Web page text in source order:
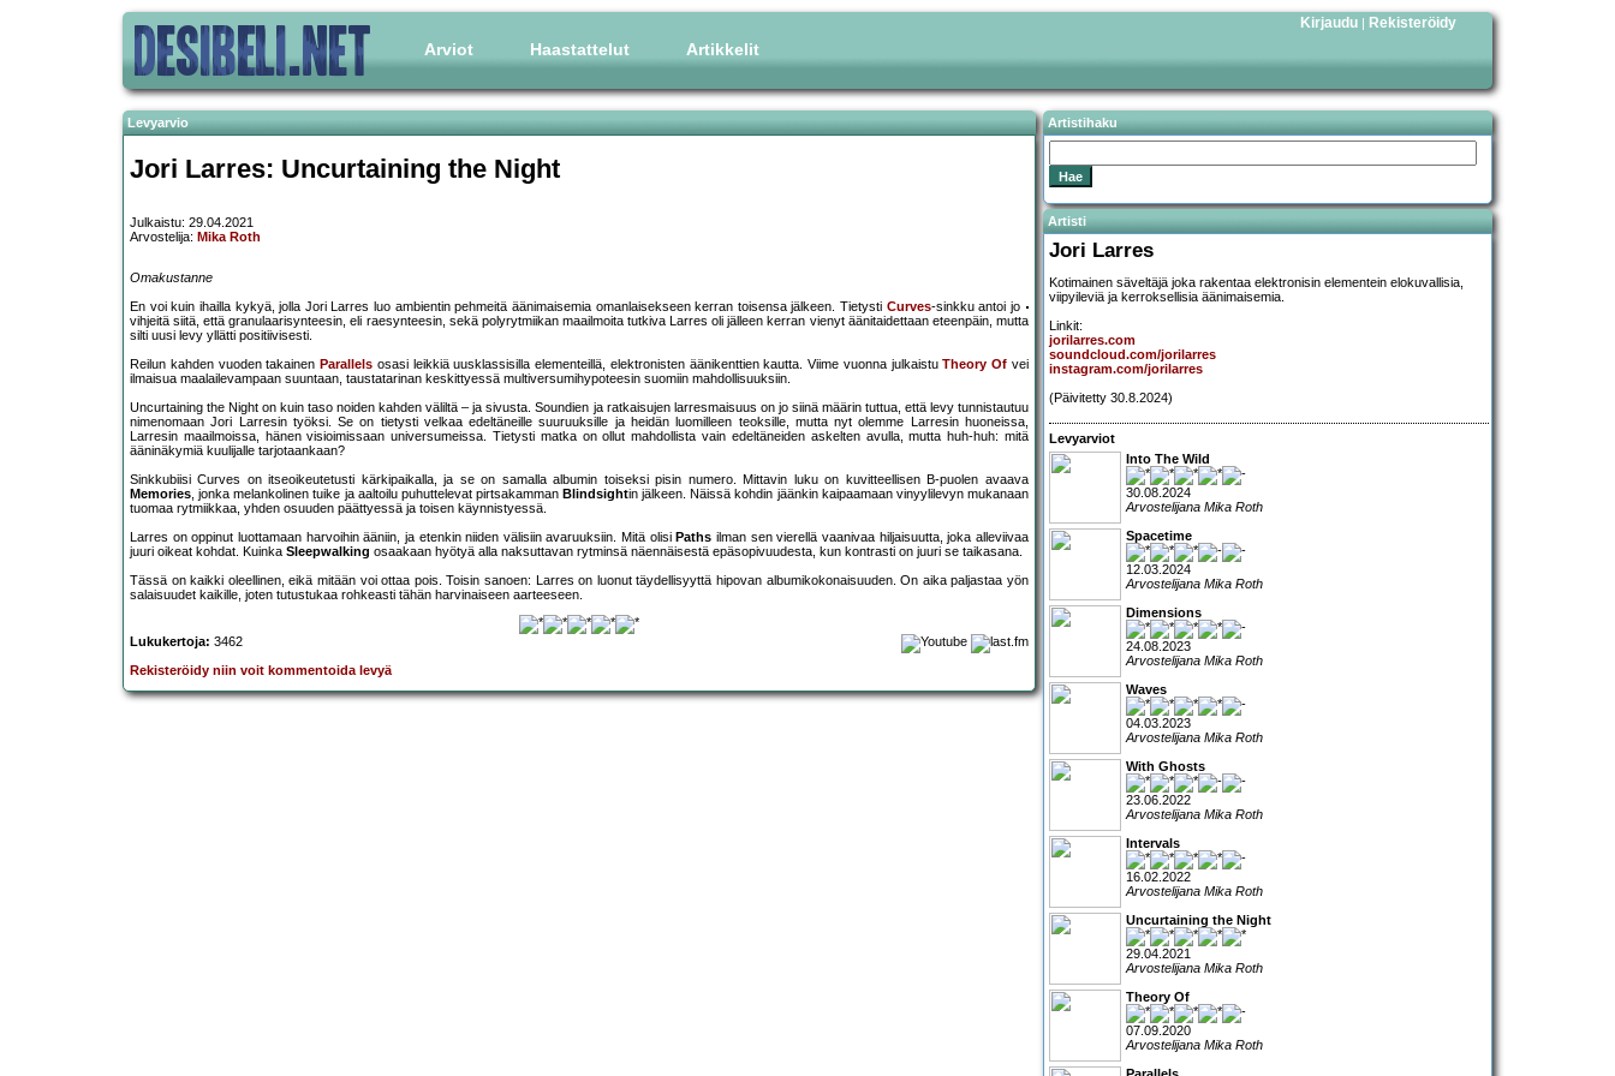
Arviot Haastattelut Artikkelit
Kirjaudu | Rekisteröidy
Levyarvio
Jori Larres: Uncurtaining the Night
Julkaistu: 29.04.2021
Arvostelija: Mika Roth
Omakustanne
En voi kuin ihailla kykyä, jolla Jori Larres luo ambientin pehmeitä äänimaisemia omanlaisekseen kerran toisensa jälkeen. Tietysti Curves-sinkku antoi jo
vihjeitä siitä, että granulaarisynteesin, eli raesynteesin, sekä polyrytmiikan maailmoita tutkiva Larres oli jälleen kerran vienyt äänitaidettaan eteenpäin, mutta
silti uusi levy yllätti positiivisesti.
Reilun kahden vuoden takainen Parallels osasi leikkiä uusklassisilla elementeillä, elektronisten äänikenttien kautta. Viime vuonna julkaistuTheory Of vei
ilmaisua maalailevampaan suuntaan, taustatarinan keskittyessä multiversumihypoteesin suomiin mahdollisuuksiin.
Uncurtaining the Night on kuin taso noiden kahden väliltä – ja sivusta. Soundien ja ratkaisujen larresmaisuus on jo siinä määrin tuttua, että levy tunnistautuu
nimenomaan Jori Larresin työksi. Se on tietysti velkaa edeltäneille suuruuksille ja heidän luomilleen teoksille, mutta nyt olemme Larresin huoneissa,
Larresin maailmoissa, hänen visioimissaan universumeissa. Tietysti matka on ollut mahdollista vain edeltäneiden askelten avulla, mutta huh-huh: mitä
ääninäkymiä kuulijalle tarjotaankaan?
Sinkkubiisi Curves on itseoikeutetusti kärkipaikalla, ja se on samalla albumin toiseksi pisin numero. Mittavin luku on kuvitteellisen B-puolen avaava
Memories, jonka melankolinen tuike ja aaltoilu puhuttelevat pirtsakamman Blindsightin jälkeen. Näissä kohdin jäänkin kaipaamaan vinyylilevyn mukanaan
tuomaa rytmiikkaa, yhden osuuden päättyessä ja toisen käynnistyessä.
Larres on oppinut luottamaan harvoihin ääniin, ja etenkin niiden välisiin avaruuksiin. Mitä olisi Paths ilman sen vierellä vaanivaa hiljaisuutta, joka alleviivaa
juuri oikeat kohdat. Kuinka Sleepwalking osaakaan hyötyä alla naksuttavan rytminsä näennäisestä epäsopivuudesta, kun kontrasti on juuri se taikasana.
Tässä on kaikki oleellinen, eikä mitään voi ottaa pois. Toisin sanoen: Larres on luonut täydellisyyttä hipovan albumikokonaisuuden. On aika paljastaa yön
salaisuudet kaikille, joten tutustukaa rohkeasti tähän harvinaiseen aarteeseen.
Lukukertoja: 3462
Rekisteröidy niin voit kommentoida levyä
Artistihaku
Artisti
Jori Larres
Kotimainen säveltäjä joka rakentaa elektronisin elementein elokuvallisia,
viipyileviä ja kerroksellisia äänimaisemia.
Linkit:
jorilarres.com
soundcloud.com/jorilarres
instagram.com/jorilarres
(Päivitetty 30.8.2024)
Levyarviot
Into The Wild
30.08.2024
Arvostelijana Mika Roth
Spacetime
12.03.2024
Arvostelijana Mika Roth
Dimensions
24.08.2023
Arvostelijana Mika Roth
Waves
04.03.2023
Arvostelijana Mika Roth
With Ghosts
23.06.2022
Arvostelijana Mika Roth
Intervals
16.02.2022
Arvostelijana Mika Roth
Uncurtaining the Night
29.04.2021
Arvostelijana Mika Roth
Theory Of
07.09.2020
Arvostelijana Mika Roth